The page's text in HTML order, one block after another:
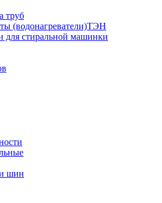
труб
(водонагреватели)ТЭН
для стиральной машинки
шин